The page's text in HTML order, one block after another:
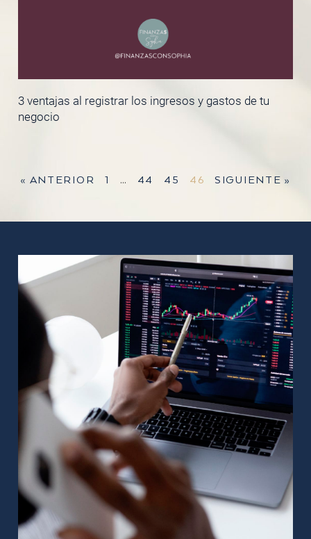
3 ventajas al registrar los ingresos y gastos de tu
negocio
« ANTERIOR 1 … 44 45 46 SIGUIENTE »